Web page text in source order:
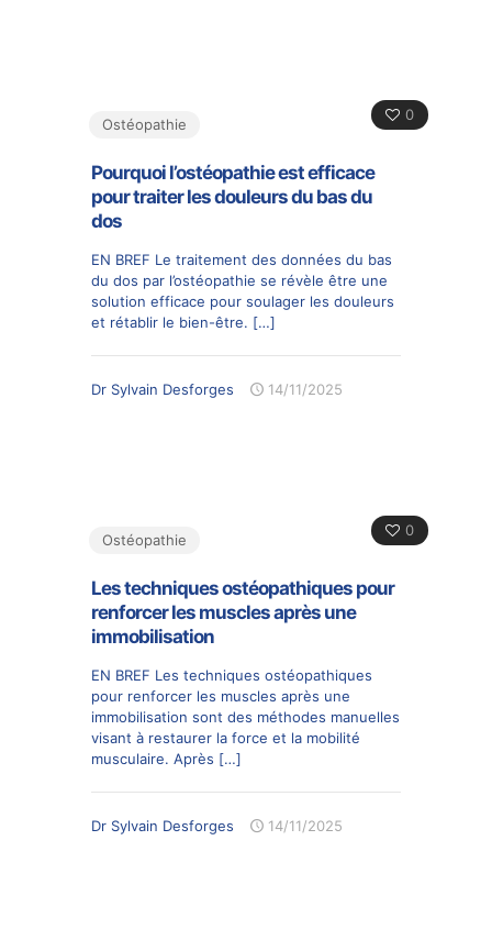
0
Ostéopathie
Pourquoi l’ostéopathie est efficace
pour traiter les douleurs du bas du
dos
EN BREF Le traitement des données du bas
du dos par l’ostéopathie se révèle être une
solution efficace pour soulager les douleurs
et rétablir le bien-être. […]
Dr Sylvain Desforges 14/11/2025
0
Ostéopathie
Les techniques ostéopathiques pour
renforcer les muscles après une
immobilisation
EN BREF Les techniques ostéopathiques
pour renforcer les muscles après une
immobilisation sont des méthodes manuelles
visant à restaurer la force et la mobilité
musculaire. Après […]
Dr Sylvain Desforges 14/11/2025